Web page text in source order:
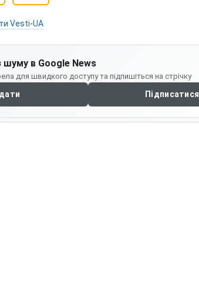
Vesti-UA
шуму в Google News
для швидкого доступу та підпишіться на стрічку
Підписатися